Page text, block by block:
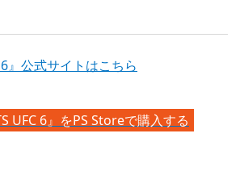
6』公式サイトはこちら
UFC 6』をPS Storeで購入する